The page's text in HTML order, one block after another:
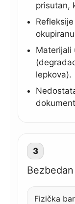
prisutan,
Materijali
lepkova).
3
Fizička